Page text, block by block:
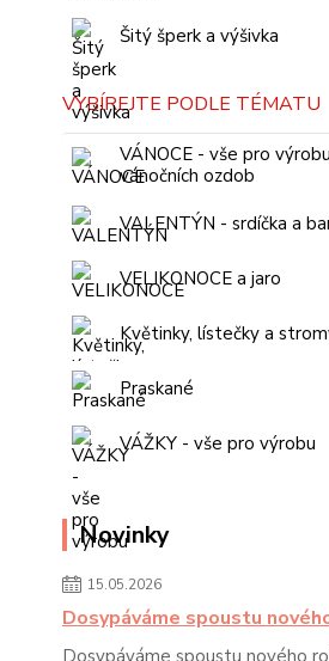
Šitý šperk a výšivka
VYBÍREJTE PODLE TÉMATU
VÁNOCE - vše pro výrobu
vánočních ozdob
VALENTÝN - srdíčka a
VELIKONOCE a jaro
Květinky, lístečky a
Praskané
VÁŽKY - vše pro výrobu
Novinky
15.05.2026
Dosypáváme spoustu
Dosypáváme spoustu nového